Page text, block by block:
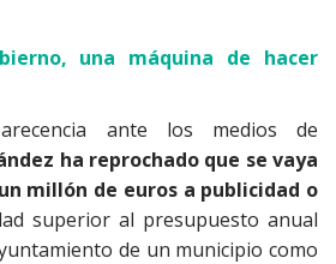
una máquina de hacer
ante los medios de
ha reprochado que se vaya
millón de euros a publicidad o
superior al presupuesto anual
de un municipio como